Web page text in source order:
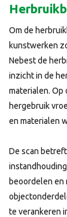
Om de
kunstwerken
Nebest de
inzicht in de
materialen. Op
hergebruik
en materialen
De scan
beoordelen en
te verankeren